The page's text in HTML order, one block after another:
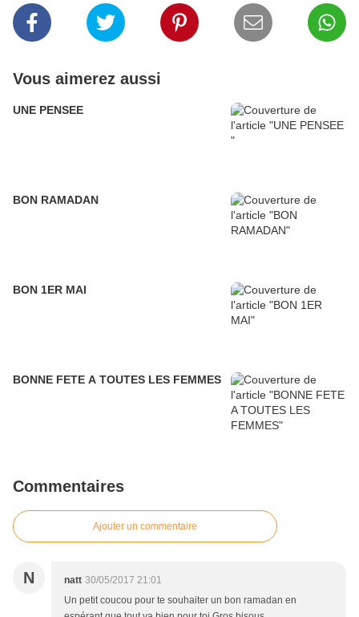
Vous aimerez aussi
UNE PENSEE
BON RAMADAN
BON 1ER MAI
BONNE FETE A TOUTES LES FEMMES
Commentaires
Ajouter un commentaire
N natt 30/05/2017 21:01
Un petit coucou pour te souhaiter un bon ramadan en